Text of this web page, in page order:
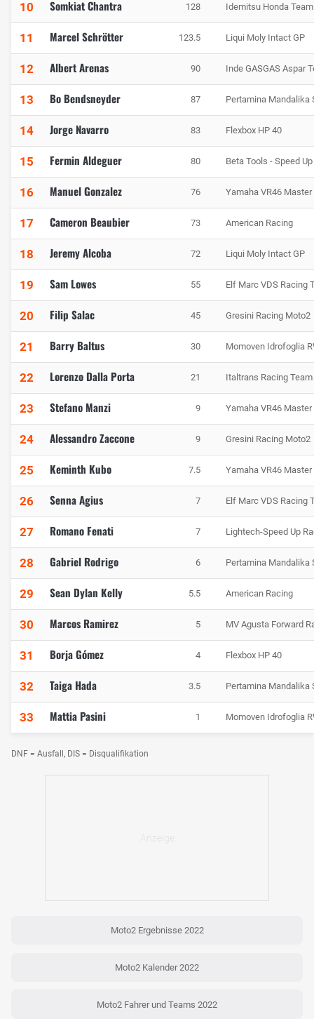
10 Somkiat Chantra 128 Idemitsu Honda
11 Marcel Schrötter 123.5 Liqui Moly Intact GP
12 Albert Arenas 90 Inde GASGAS Aspar
13 Bo Bendsneyder 87 Pertamina Mandalika
14 Jorge Navarro 83 Flexbox HP 40
15 Fermin Aldeguer 80 Beta Tools - Speed
16 Manuel Gonzalez 76 Yamaha VR46
17 Cameron Beaubier 73 American Racing
18 Jeremy Alcoba 72 Liqui Moly Intact GP
19 Sam Lowes 55 Elf Marc VDS Racing
20 Filip Salac 45 Gresini Racing Moto2
21 Barry Baltus 30 Momoven Idrofoglia
22 Lorenzo Dalla Porta 21 Italtrans Racing Team
23 Stefano Manzi 9 Yamaha VR46
24 Alessandro Zaccone 9 Gresini Racing Moto2
25 Keminth Kubo 7.5 Yamaha VR46
26 Senna Agius 7 Elf Marc VDS Racing
27 Romano Fenati 7 Lightech-Speed Up
28 Gabriel Rodrigo 6 Pertamina Mandalika
29 Sean Dylan Kelly 5.5 American Racing
30 Marcos Ramirez 5 MV Agusta Forward
31 Borja Gómez 4 Flexbox HP 40
32 Taiga Hada 3.5 Pertamina Mandalika
33 Mattia Pasini 1 Momoven Idrofoglia
DNF = Ausfall, DIS = Disqualifikation
Moto2 Ergebnisse 2022
Moto2 Kalender 2022
Moto2 Fahrer und Teams 2022